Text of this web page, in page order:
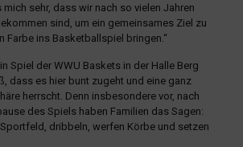
mich sehr, dass wir nach so vielen Jahren
sind, um ein gemeinsames Ziel zu
Farbe ins Basketballspiel bringen.“
Spiel der WWU Baskets in der Halle Berg
dass es hier bunt zugeht und eine ganz
herrscht. Denn insbesondere vor, nach
des Spiels haben Familien das Sagen:
dribbeln, werfen Körbe und setzen